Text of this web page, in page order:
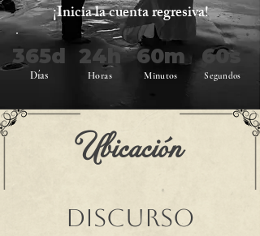
¡Inicia la cuenta regresiva!
365d 24h 60m 60s
Días Horas Minutos Segundos
Ubicación
Discurso